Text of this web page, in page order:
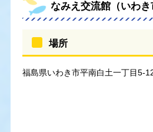
なみえ交流館（いわき
場所
福島県いわき市平南白土一丁目5-